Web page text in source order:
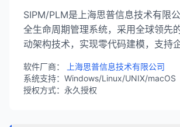
SIPM/PLM是上海思普信息技术有限
全生命周期管理系统，采用全球领先
动架构技术，实现零代码建模，支持
业客户。
软件厂商：
上海思普信息技术有限公司
系统支持：Windows/Linux/UNIX/macOS
授权方式：永久授权